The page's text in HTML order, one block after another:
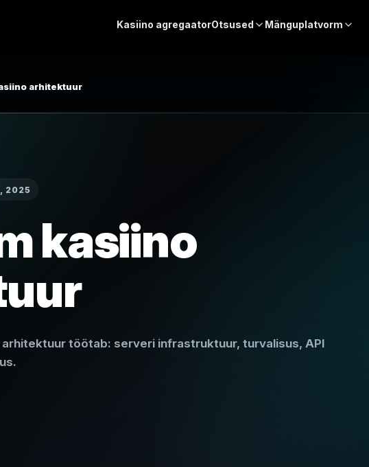
Kasiino agregaatorOtsused Mänguplatvorm
arhitektuur
2025
kasiino
arhitektuur töötab: serveri infrastruktuur, turvalisus, API